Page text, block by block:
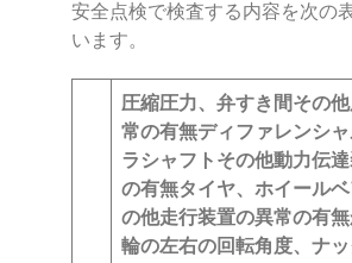
安全点検で検査する内容を次の
います。
圧縮圧力、弁すき間その
常の有無ディファレンシ
ラシャフトその他動力伝
の有無タイヤ、ホイール
の他走行装置の異常の有無
輪の左右の回転角度、ナ